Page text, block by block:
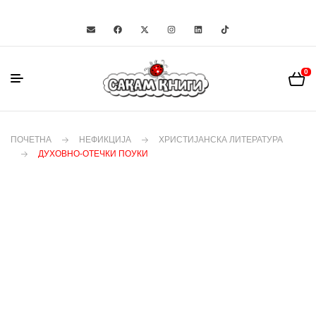
0
ПОЧЕТНА НЕФИКЦИЈА
ХРИСТИЈАНСКА ЛИТЕРАТУРА
ДУХОВНО-ОТЕЧКИ ПОУКИ